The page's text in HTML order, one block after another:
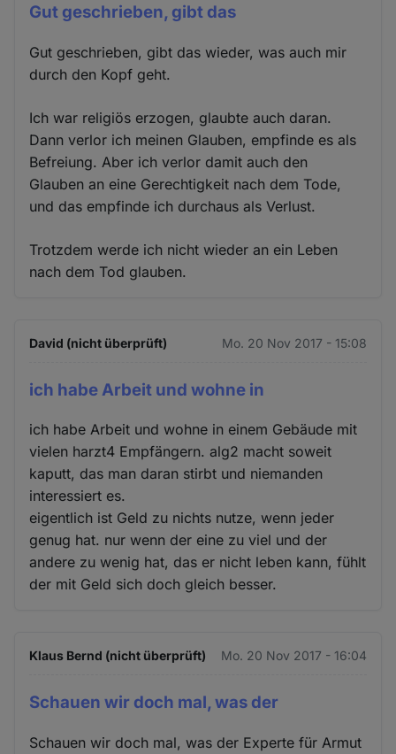
Gut geschrieben, gibt das
Gut geschrieben, gibt das wieder, was auch mir
durch den Kopf geht.
Ich war religiös erzogen, glaubte auch daran.
Dann verlor ich meinen Glauben, empfinde es als
Befreiung. Aber ich verlor damit auch den
Glauben an eine Gerechtigkeit nach dem Tode,
und das empfinde ich durchaus als Verlust.
Trotzdem werde ich nicht wieder an ein Leben
nach dem Tod glauben.
David (nicht überprüft) Mo. 20 Nov 2017 - 15:08
ich habe Arbeit und wohne in
ich habe Arbeit und wohne in einem Gebäude mit
vielen harzt4 Empfängern. alg2 macht soweit
kaputt, das man daran stirbt und niemanden
interessiert es.
eigentlich ist Geld zu nichts nutze, wenn jeder
genug hat. nur wenn der eine zu viel und der
andere zu wenig hat, das er nicht leben kann, fühlt
der mit Geld sich doch gleich besser.
Klaus Bernd (nicht überprüft) Mo. 20 Nov 2017 - 16:04
Schauen wir doch mal, was der
Schauen wir doch mal, was der Experte für Armut